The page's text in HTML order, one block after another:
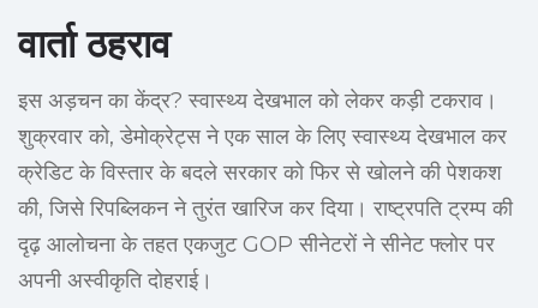
वार्ता ठहराव
इस अड़चन का केंद्र? स्वास्थ्य देखभाल को लेकर कड़ी टकराव।
शुक्रवार को, डेमोक्रेट्स ने एक साल के लिए स्वास्थ्य देखभाल कर
क्रेडिट के विस्तार के बदले सरकार को फिर से खोलने की पेशकश
की, जिसे रिपब्लिकन ने तुरंत खारिज कर दिया। राष्ट्रपति ट्रम्प की
दृढ़ आलोचना के तहत एकजुट GOP सीनेटरों ने सीनेट फ्लोर पर
अपनी अस्वीकृति दोहराई।